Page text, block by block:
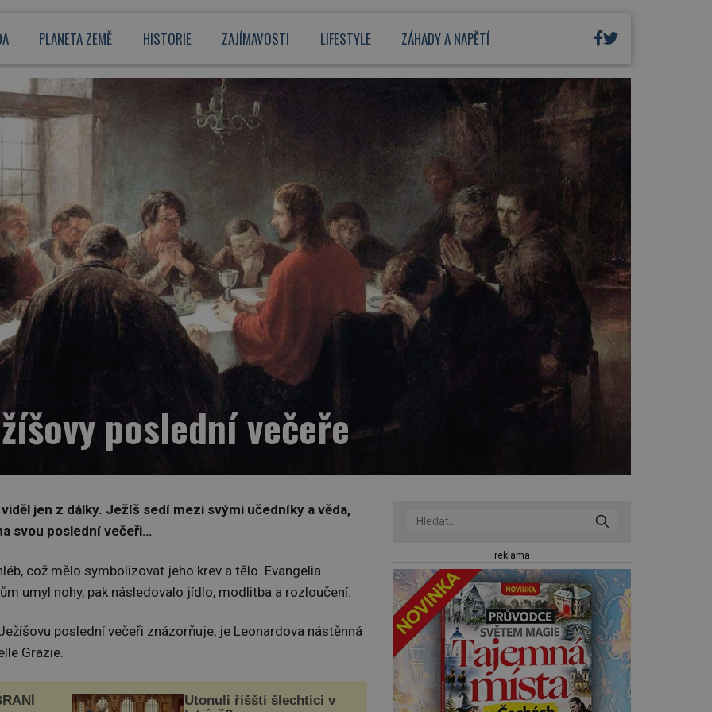
PLANETA ZEMĚ HISTORIE ZAJÍMAVOSTI LIFESTYLE ZÁHADY A NAPĚTÍ
poslední večeře
jen z dálky. Ježíš sedí mezi svými učedníky a věda,
svou poslední večeři…
což mělo symbolizovat jeho krev a tělo. Evangelia
umyl nohy, pak následovalo jídlo, modlitba a rozloučení.
poslední večeři znázorňuje, je Leonardova nástěnná
Grazie.
Utonuli říšští šlechtici v
reklama